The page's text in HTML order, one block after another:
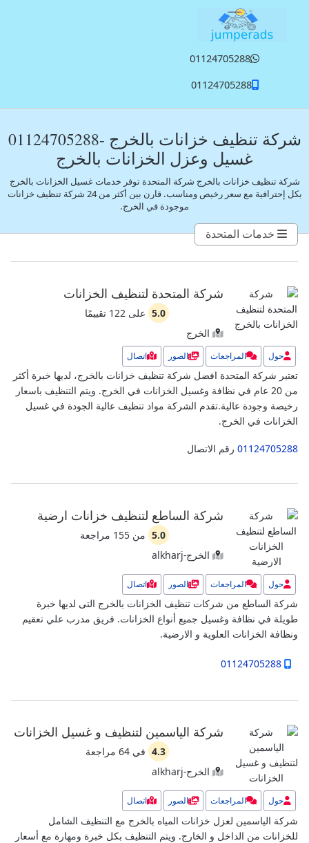
01124705288
01124705288
شركة تنظيف خزانات بالخرج -01124705288
غسيل وعزل الخزانات بالخرج
شركة تنظيف خزانات بالخرج شركة المتحدة توفر خدمات غسيل الخزانات بالخرج
بكل إحترافية مع سعر رخيص ومناسب.
قارن بين أكثر من 24 شركة تنظيف خزانات
موجودة في الخرج.
خدمات المتحدة
شركة المتحدة لتنظيف الخزانات
5.0 على 122 تقييمًا
الخرج
حول المراجعات الصور اتصال
تعتبر شركة المتحدة افضل شركة تنظيف خزانات بالخرج، لديها خبرة أكثر
من 20 عام في نظافة وغسيل الخزانات في الخرج. ويتم التنظيف باسعار
رخيصة وجودة عالية.تقدم الشركة مواد تنظيف عالية الجودة في غسيل
الخزانات في الخرج.
01124705288 رقم الاتصال
شركة الساطع لتنظيف خزانات ارضية
5.0 من 155 مراجعة
الخرج-alkharj
حول المراجعات الصور اتصال
شركة الساطع من شركات تنظيف الخزانات بالخرج التى لديها خبرة
طويلة في نظافة وغسيل جميع أنواع الخزانات. فريق مدرب علي تعقيم
ونظافة الخزانات العلوية و الارضية.
01124705288
شركة الياسمين لتنظيف و غسيل الخزانات
4.3 في 64 مراجعة
الخرج-alkharj
حول المراجعات الصور اتصال
شركة الياسمين لعزل خزانات المياه بالخرج مع التنظيف الشامل
للخزانات من الداخل و الخارج. ويتم التنظيف بكل خبرة ومهارة مع أسعار